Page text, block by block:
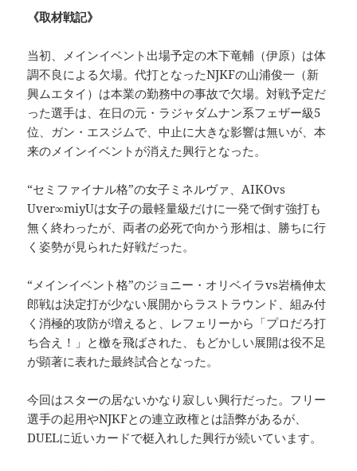
《取材戦記》
当初、メインイベント出場予定の木下竜輔（伊原）は体
調不良による欠場。代打となったNJKFの山浦俊一（新
興ムエタイ）は本業の勤務中の事故で欠場。対戦予定だ
った選手は、在日の元・ラジャダムナン系フェザー級5
位、ガン・エスジムで、中止に大きな影響は無いが、本
来のメインイベントが消えた興行となった。
“セミファイナル格”の女子ミネルヴァ、AIKOvs
Uver∞miyUは女子の最軽量級だけに一発で倒す強打も
無く終わったが、両者の必死で向かう形相は、勝ちに行
く姿勢が見られた好戦だった。
“メインイベント格”のジョニー・オリベイラvs岩橋伸太
郎戦は決定打が少ない展開からラストラウンド、組み付
く消極的攻防が増えると、レフェリーから「プロだろ打
ち合え！」と檄を飛ばされた、もどかしい展開は役不足
が顕著に表れた最終試合となった。
今回はスターの居ないかなり寂しい興行だった。フリー
選手の起用やNJKFとの連立政権とは語弊があるが、
DUELに近いカードで梃入れした興行が続いています。